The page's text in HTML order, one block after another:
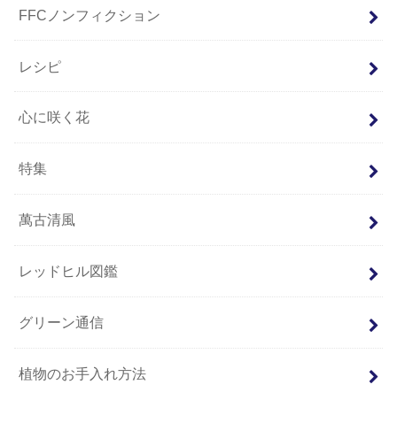
FFCノンフィクション
レシピ
心に咲く花
特集
萬古清風
レッドヒル図鑑
グリーン通信
植物のお手入れ方法